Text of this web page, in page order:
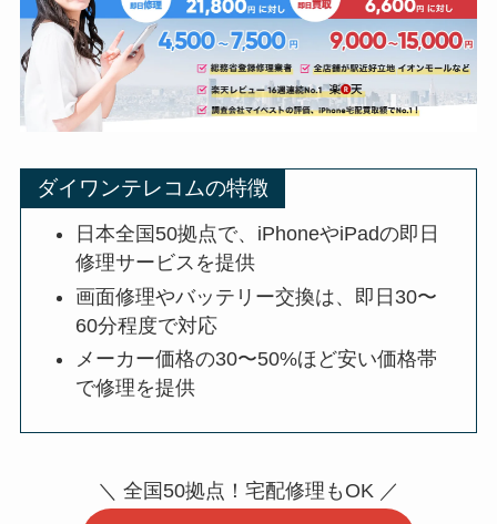
ダイワンテレコムの特徴
日本全国50拠点で、iPhoneやiPadの即日
修理サービスを提供
画面修理やバッテリー交換は、即日30〜
60分程度で対応
メーカー価格の30〜50%ほど安い価格帯
で修理を提供
＼ 全国50拠点！宅配修理もOK ／